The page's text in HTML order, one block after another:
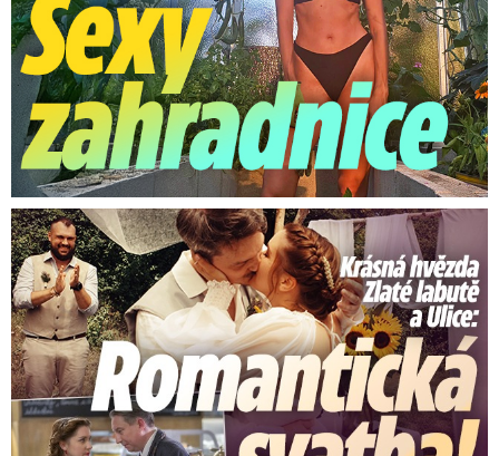
Krásná hvězda Zlaté labutě a Ulice: Romantická svatba